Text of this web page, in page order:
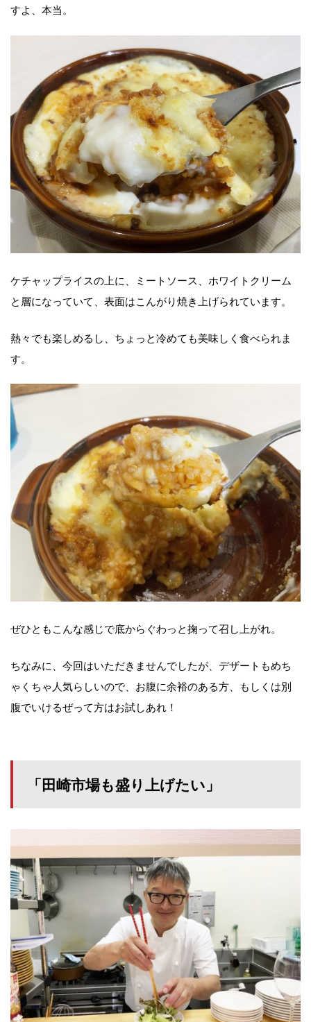
すよ、本当。
ケチャップライスの上に、ミートソース、ホワイトクリーム
と層になっていて、表面はこんがり焼き上げられています。
熱々でも楽しめるし、ちょっと冷めても美味しく食べられま
す。
ぜひともこんな感じで底からぐわっと掬って召し上がれ。
ちなみに、今回はいただきませんでしたが、デザートもめち
ゃくちゃ人気らしいので、お腹に余裕のある方、もしくは別
腹でいけるぜって方はお試しあれ！
「田崎市場も盛り上げたい」